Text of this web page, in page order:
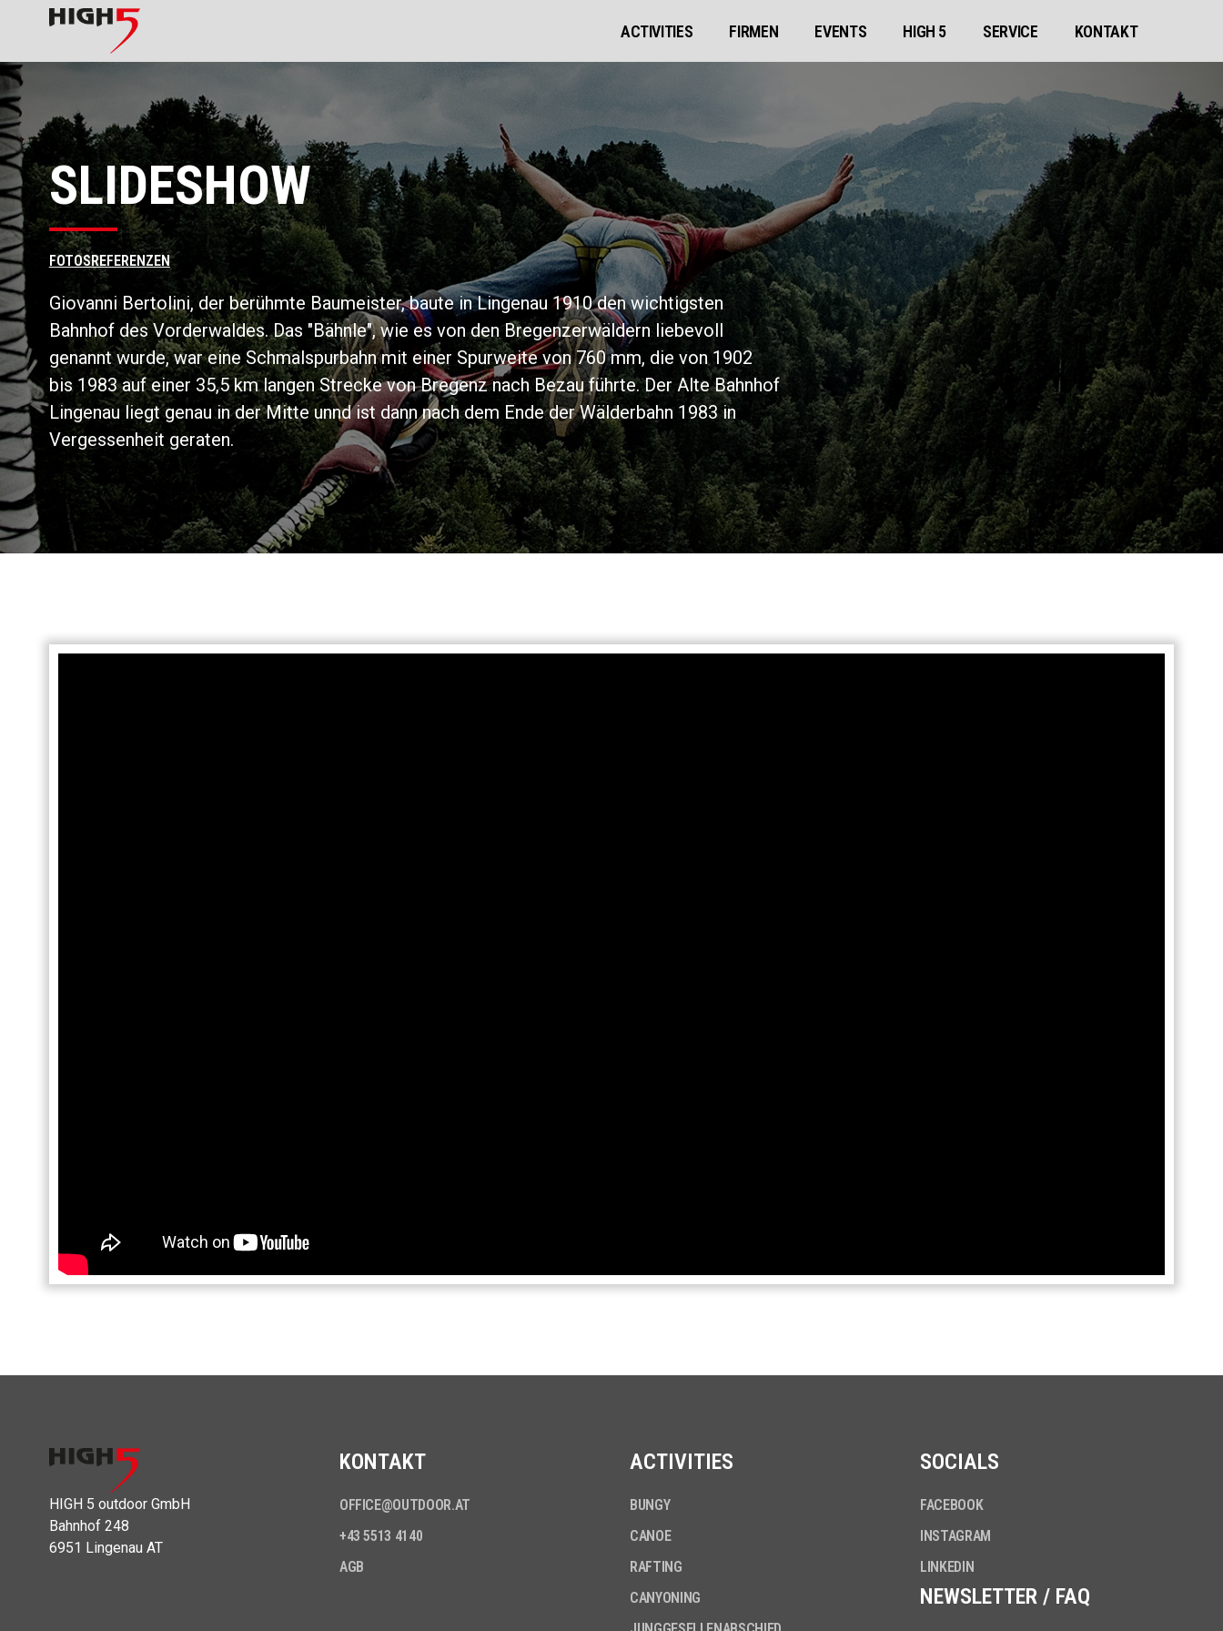
ACTIVITIES FIRMEN EVENTS HIGH 5 SERVICE KONTAKT
SLIDESHOW
FOTOSREFERENZEN
Giovanni Bertolini, der berühmte Baumeister, baute in Lingenau 1910 den wichtigsten
Bahnhof des Vorderwaldes. Das "Bähnle", wie es von den Bregenzerwäldern liebevoll
genannt wurde, war eine Schmalspurbahn mit einer Spurweite von 760 mm, die von 1902
bis 1983 auf einer 35,5 km langen Strecke von Bregenz nach Bezau führte. Der Alte Bahnhof
Lingenau liegt genau in der Mitte unnd ist dann nach dem Ende der Wälderbahn 1983 in
Vergessenheit geraten.
HIGH 5 outdoor GmbH
Bahnhof 248
6951 Lingenau AT
KONTAKT
OFFICE@OUTDOOR.AT
+43 5513 4140
AGB
ACTIVITIES
BUNGY
CANOE
RAFTING
CANYONING
SOCIALS
FACEBOOK
INSTAGRAM
LINKEDIN
NEWSLETTER / FAQ